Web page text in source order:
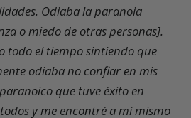
Odiaba la paranoia
o miedo de otras personas].
todo el tiempo sintiendo que
odiaba no confiar en mis
que tuve éxito en
y me encontré a mí mismo